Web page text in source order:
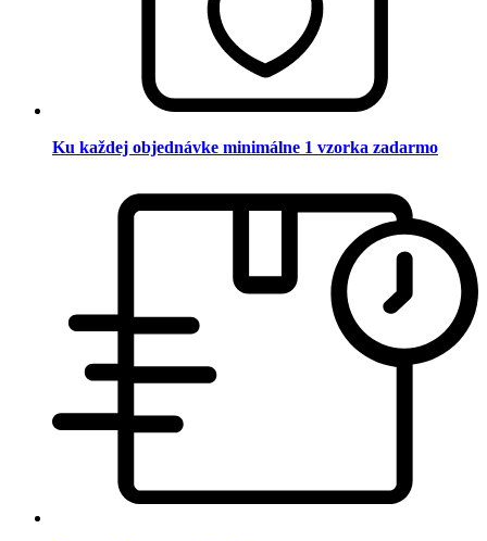
Ku každej objednávke minimálne 1 vzorka zadarmo